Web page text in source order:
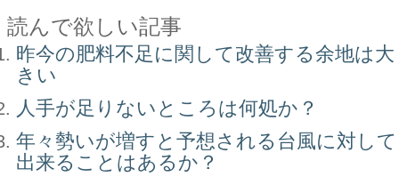
読んで欲しい記事
昨今の肥料不足に関して改善する余地は大
きい
人手が足りないところは何処か？
年々勢いが増すと予想される台風に対して
出来ることはあるか？